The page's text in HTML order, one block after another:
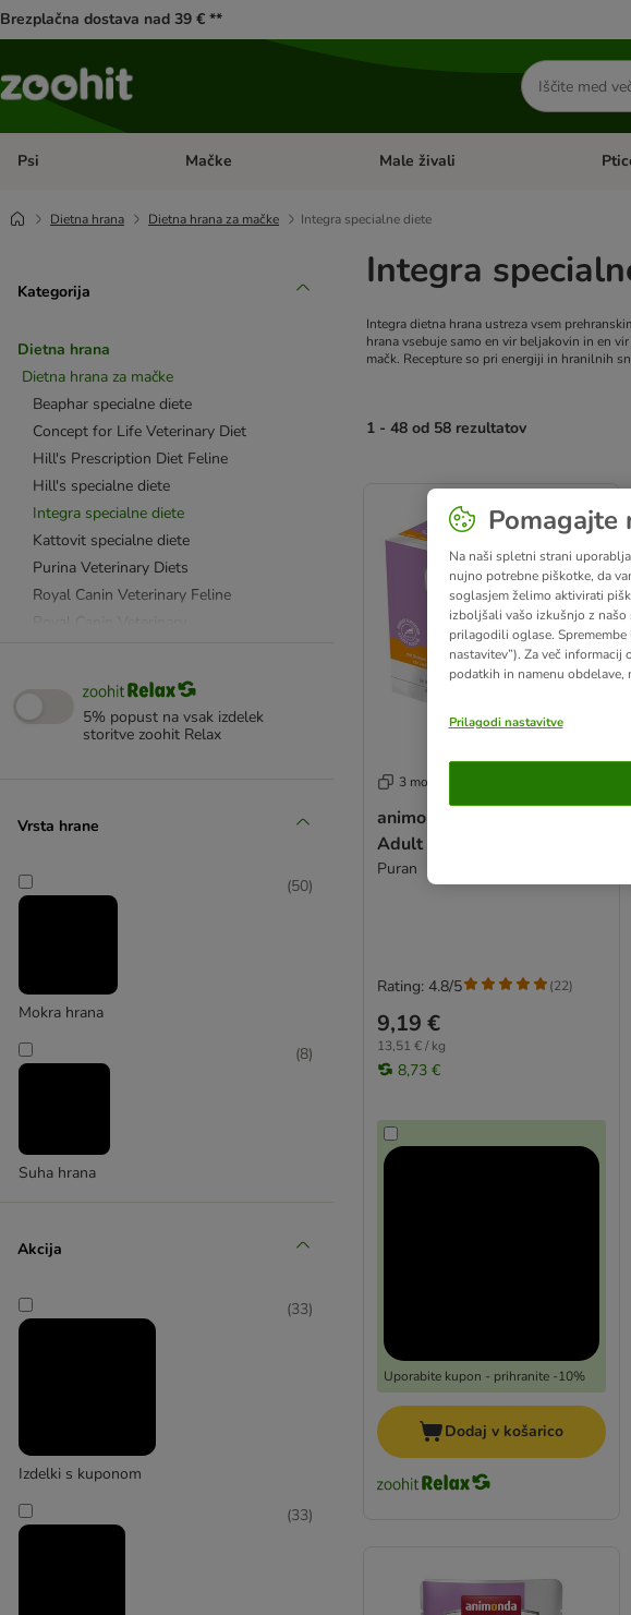
Brezplačna dostava nad 39 € **
Iskanje
izdelkov
Psi Odprite meni kategorij: Psi
Mačke Odprite meni kategorij: Mačke
Male živali
Dietna hrana Dietna hrana za mačke Integra specialne diete
Kategorija
Dietna hrana
Dietna hrana za mačke
Beaphar specialne diete
Concept for Life Veterinary Diet
Hill's Prescription Diet Feline
Hill's specialne diete
Integra specialne diete
Kattovit specialne diete
Purina Veterinary Diets
Royal Canin Veterinary Feline
SPECIFIC Veterinary Diet
Virbac Vetcomplex
Ledvice in sečila
Debelost
BARF
Sensitive
5% popust na vsak izdelek
storitve zoohit Relax
Vrsta hrane
Mokra hrana
(50)
Suha hrana
(8)
Akcija
Izdelki s kuponom
(33)
(33)
Integra
Integra dietna hrana ustreza vsem
hrana vsebuje samo en vir beljakovin in en
mačk. Recepture so pri energiji in hranilnih
1 - 48 od 58 rezultatov
product items have been changed
3 možnosti
animonda Integra Protect
Adult Diabetes 8 x 85 g
Puran
9,19 €
13,51 € / kg
8,73 €
Uporabite kupon - prihranite -10%
Rating: 4.8/5 (22)
Dodaj v košarico
Pomagajte
Na naši spletni strani
nujno potrebne piškotke, da
soglasjem želimo aktivirati
izboljšali vašo izkušnjo z
prilagodili oglase.
nastavitev”). Za več
podatkih in namenu obdelave,
Prilagodi nastavitve